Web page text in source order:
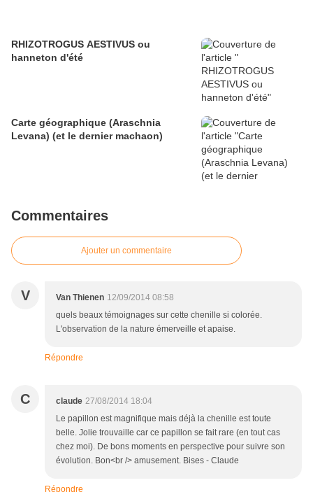
RHIZOTROGUS AESTIVUS ou
hanneton d'été
Carte géographique (Araschnia
Levana) (et le dernier machaon)
Commentaires
Ajouter un commentaire
V Van Thienen 12/09/2014 08:58
quels beaux témoignages sur cette chenille si colorée.
L'observation de la nature émerveille et apaise.
Répondre
C claude 27/08/2014 18:04
Le papillon est magnifique mais déjà la chenille est toute
belle. Jolie trouvaille car ce papillon se fait rare (en tout cas
chez moi). De bons moments en perspective pour suivre son
évolution. Bon<br /> amusement. Bises - Claude
Répondre